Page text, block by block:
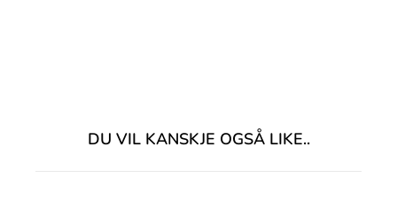
DU VIL KANSKJE OGSÅ LIKE..